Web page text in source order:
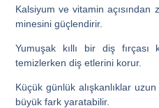
Kalsiyum ve vitamin
minesini güçlendirir.
Yumuşak kıllı bir diş
temizlerken diş etlerini korur.
Küçük günlük alışkanlıklar
büyük fark yaratabilir.